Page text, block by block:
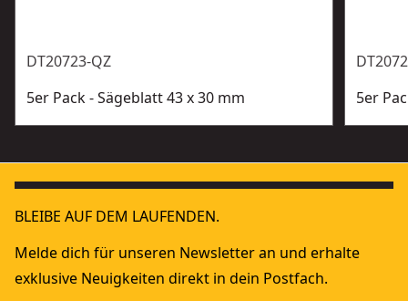
DT20723-QZ
5er Pack - Sägeblatt 43 x 30 mm
5er
BLEIBE AUF DEM LAUFENDEN.
Melde dich für unseren Newsletter an und erhalte
exklusive Neuigkeiten direkt in dein Postfach.